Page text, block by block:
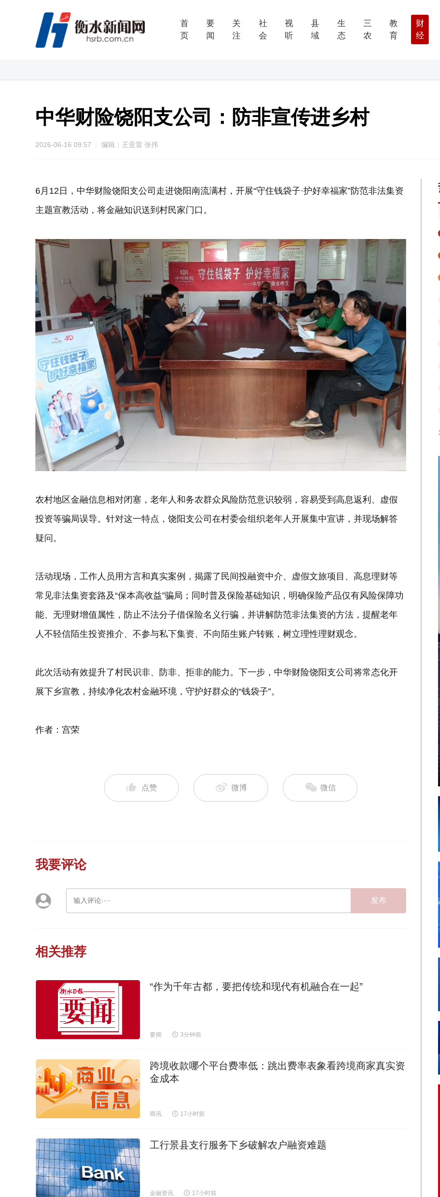
首
页
要
闻
关
注
社
会
视
听
县
域
生
态
三
农
教
育
财
经
中华财险饶阳支公司：防非宣传进乡村
2026-06-16 09:57 编辑：王亚雷 张伟
6月12日，中华财险饶阳支公司走进饶阳南流满村，开展“守住钱袋子·护好幸福家”防范非法集资
主题宣教活动，将金融知识送到村民家门口。
农村地区金融信息相对闭塞，老年人和务农群众风险防范意识较弱，容易受到高息返利、虚假
投资等骗局误导。针对这一特点，饶阳支公司在村委会组织老年人开展集中宣讲，并现场解答
疑问。
活动现场，工作人员用方言和真实案例，揭露了民间投融资中介、虚假文旅项目、高息理财等
常见非法集资套路及“保本高收益”骗局；同时普及保险基础知识，明确保险产品仅有风险保障功
能、无理财增值属性，防止不法分子借保险名义行骗，并讲解防范非法集资的方法，提醒老年
人不轻信陌生投资推介、不参与私下集资、不向陌生账户转账，树立理性理财观念。
此次活动有效提升了村民识非、防非、拒非的能力。下一步，中华财险饶阳支公司将常态化开
展下乡宣教，持续净化农村金融环境，守护好群众的“钱袋子”。
作者：宫荣
点赞 微博 微信
我要评论
发布
相关推荐
“作为千年古都，要把传统和现代有机融合在一起”
要闻 3分钟前
跨境收款哪个平台费率低：跳出费率表象看跨境商家真实资
金成本
商讯 17小时前
工行景县支行服务下乡破解农户融资难题
金融资讯 17小时前